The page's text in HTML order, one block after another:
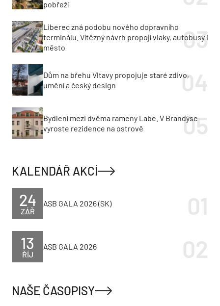
pobřeží
Liberec zná podobu nového dopravního
terminálu. Vítězný návrh propojí vlaky, autobusy i
město
Dům na břehu Vltavy propojuje staré zdivo,
umění a český design
Bydlení mezi dvěma rameny Labe. V Brandýse
vyroste rezidence na ostrově
KALENDÁŘ AKCÍ
ZÁŘ
24 ASB GALA 2026 (SK)
ŘÍJ
13 ASB GALA 2026
NAŠE ČASOPISY